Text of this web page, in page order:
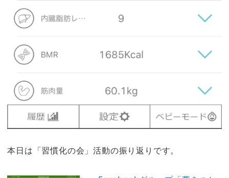
本日は「習慣化の会」活動の振り返りです。